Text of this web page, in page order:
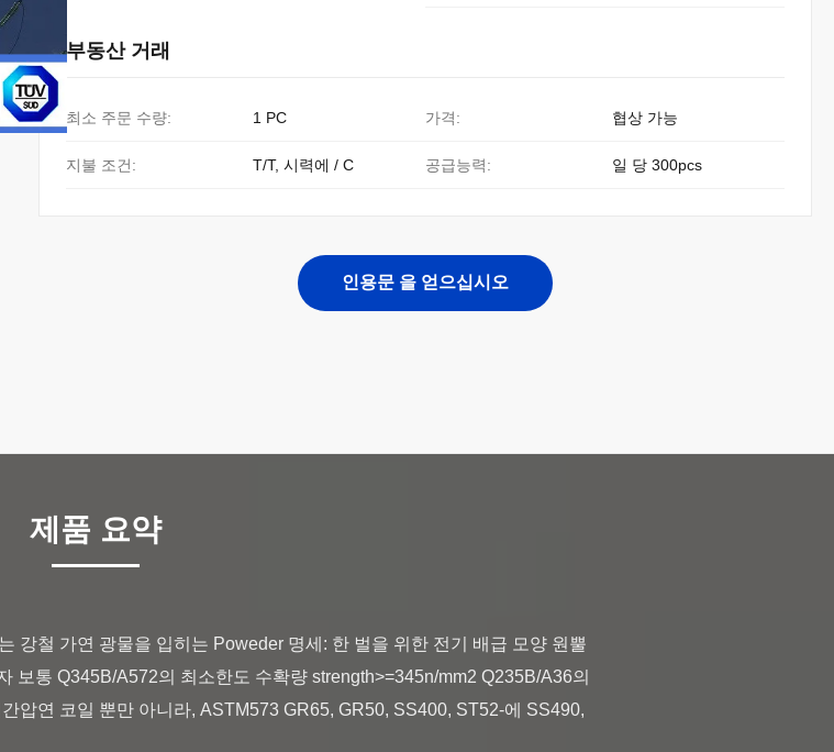
부동산 거래
최소 주문 수량: 1 PC 가격: 협상 가능
지불 조건: T/T, 시력에 / C 공급능력: 일 당 300pcs
인용문 을 얻으십시오
제품 요약
강철 가연 광물을 입히는 Poweder 명세: 한 벌을 위한 전기 배급 모양 원뿔
보통 Q345B/A572의 최소한도 수확량 strength>=345n/mm2 Q235B/A36의
압연 코일 뿐만 아니라, ASTM573 GR65, GR50, SS400, ST52-에 SS490,